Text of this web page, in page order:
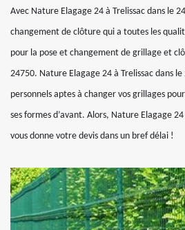
Avec Nature Elagage 24 à Trelissac dans le
changement de clôture qui a toutes les
pour la pose et changement de grillage et
24750. Nature Elagage 24 à Trelissac dans le
personnels aptes à changer vos grillages
ses formes d’avant. Alors, Nature Elagage
vous donne votre devis dans un bref délai !